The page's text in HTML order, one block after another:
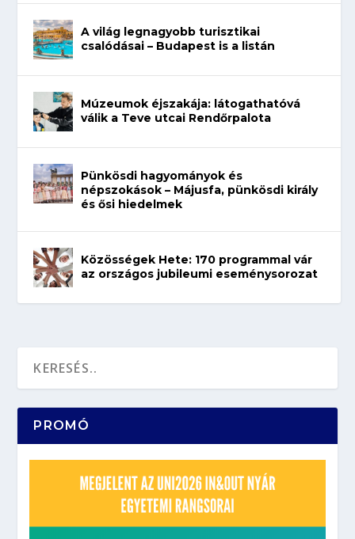
A világ legnagyobb turisztikai
csalódásai – Budapest is a listán
Múzeumok éjszakája: látogathatóvá
válik a Teve utcai Rendőrpalota
Pünkösdi hagyományok és
népszokások – Májusfa, pünkösdi király
és ősi hiedelmek
Közösségek Hete: 170 programmal vár
az országos jubileumi eseménysorozat
PROMÓ